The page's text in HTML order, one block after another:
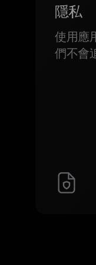
隱私
使用應
們不會